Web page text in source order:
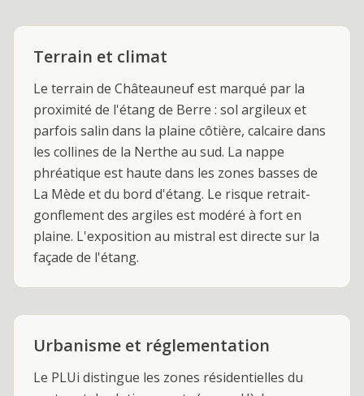
Terrain et climat
Le terrain de Châteauneuf est marqué par la
proximité de l'étang de Berre : sol argileux et
parfois salin dans la plaine côtière, calcaire dans
les collines de la Nerthe au sud. La nappe
phréatique est haute dans les zones basses de
La Mède et du bord d'étang. Le risque retrait-
gonflement des argiles est modéré à fort en
plaine. L'exposition au mistral est directe sur la
façade de l'étang.
Urbanisme et réglementation
Le PLUi distingue les zones résidentielles du